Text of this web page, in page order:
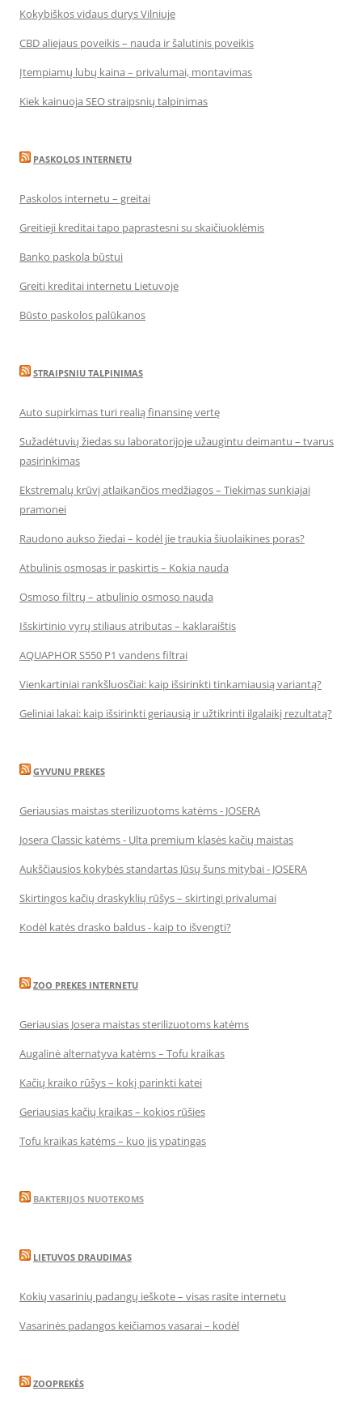
Kokybiškos vidaus durys Vilniuje
CBD aliejaus poveikis – nauda ir šalutinis poveikis
Įtempiamų lubų kaina – privalumai, montavimas
Kiek kainuoja SEO straipsnių talpinimas
PASKOLOS INTERNETU
Paskolos internetu – greitai
Greitieji kreditai tapo paprastesni su skaičiuoklėmis
Banko paskola būstui
Greiti kreditai internetu Lietuvoje
Būsto paskolos palūkanos
STRAIPSNIU TALPINIMAS
Auto supirkimas turi realią finansinę vertę
Sužadėtuvių žiedas su laboratorijoje užaugintu deimantu – tvarus
pasirinkimas
Ekstremalų krūvį atlaikančios medžiagos – Tiekimas sunkiajai
pramonei
Raudono aukso žiedai – kodėl jie traukia šiuolaikines poras?
Atbulinis osmosas ir paskirtis – Kokia nauda
Osmoso filtrų – atbulinio osmoso nauda
Išskirtinio vyrų stiliaus atributas – kaklaraištis
AQUAPHOR S550 P1 vandens filtrai
Vienkartiniai rankšluosčiai: kaip išsirinkti tinkamiausią variantą?
Geliniai lakai: kaip išsirinkti geriausią ir užtikrinti ilgalaikį rezultatą?
GYVUNU PREKES
Geriausias maistas sterilizuotoms katėms - JOSERA
Josera Classic katėms - Ulta premium klasės kačių maistas
Aukščiausios kokybės standartas Jūsų šuns mitybai - JOSERA
Skirtingos kačių draskyklių rūšys – skirtingi privalumai
Kodėl katės drasko baldus - kaip to išvengti?
ZOO PREKES INTERNETU
Geriausias Josera maistas sterilizuotoms katėms
Augalinė alternatyva katėms – Tofu kraikas
Kačių kraiko rūšys – kokį parinkti katei
Geriausias kačių kraikas – kokios rūšies
Tofu kraikas katėms – kuo jis ypatingas
BAKTERIJOS NUOTEKOMS
LIETUVOS DRAUDIMAS
Kokių vasarinių padangų ieškote – visas rasite internetu
Vasarinės padangos keičiamos vasarai – kodėl
ZOOPREKĖS